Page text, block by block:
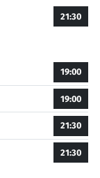
21:30
19:00
19:00
21:30
21:30